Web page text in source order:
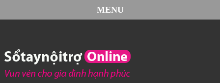
MENU